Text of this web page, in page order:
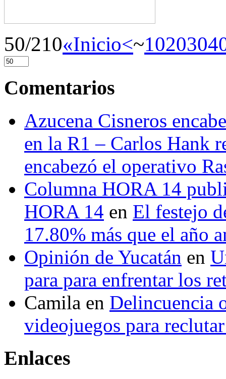
50/210«Inicio<~102030
Comentarios
Azucena Cisneros
en la R1 – Carlos Hank
encabezó el operativo
Columna HORA 14
HORA 14 en El festejo
17.80% más que el año
Opinión de Yucatán en
para para enfrentar los
Camila en Delincuencia
videojuegos para
Enlaces